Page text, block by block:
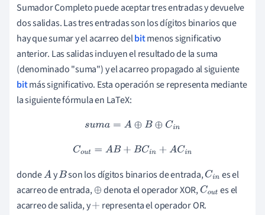
Sumador Completo puede aceptar tres entradas y devuelve
dos salidas. Las tres entradas son los dígitos binarios que
hay que sumar y el acarreo delbitmenos significativo
anterior. Las salidas incluyen el resultado de la suma
(denominado "suma") y el acarreo propagado al siguiente
bitmás significativo. Esta operación se representa mediante
la siguiente fórmula en LaTeX:
suma =A⊕B ⊕Cin
Co ut=AB+ BCin+A Ci n
dondeA yB son los dígitos binarios de entrada,Cin es el
acarreo de entrada,⊕denota el operador XOR,Coutes el
acarreo de salida, y+ representa el operador OR.